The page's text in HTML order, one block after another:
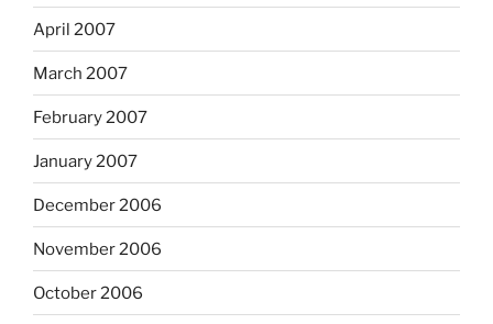
April 2007
March 2007
February 2007
January 2007
December 2006
November 2006
October 2006